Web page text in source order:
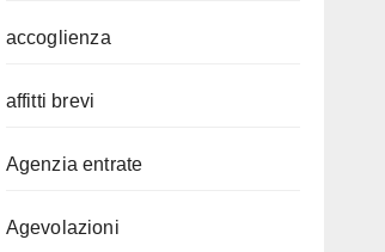
accoglienza
affitti brevi
Agenzia entrate
Agevolazioni